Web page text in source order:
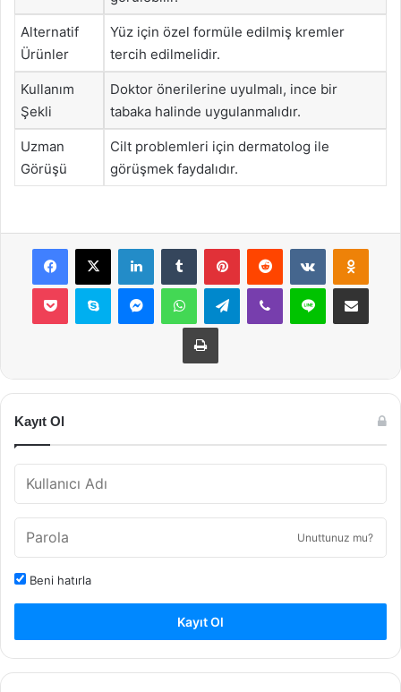
Alternatif
Ürünler
Yüz için özel formüle edilmiş kremler
tercih edilmelidir.
Kullanım
Şekli
Doktor önerilerine uyulmalı, ince bir
tabaka halinde uygulanmalıdır.
Uzman
Görüşü
Cilt problemleri için dermatolog ile
görüşmek faydalıdır.
Facebook
X LinkedInTumblr PinterestReddit VKontakte
Pocket Skype MessengerWhatsAppTelegramViber Line E-Posta ile
Yazdır
Kayıt Ol
Unuttunuz mu?
Beni hatırla
Kayıt Ol